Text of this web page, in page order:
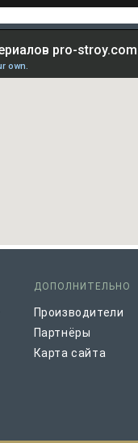
ДОПОЛНИТЕЛЬНО
Производители
Партнёры
Карта сайта